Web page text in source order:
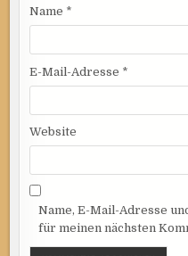
Name *
E-Mail-Adresse *
Website
Name, E-Mail-Adresse
für meinen nächsten